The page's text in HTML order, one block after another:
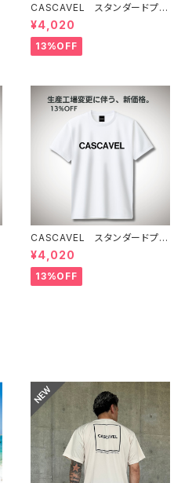
CASCAVEL スタンダードプラ
クティスシャツ シルバーグレー
¥4,020
13%OFF
CASCAVEL スタンダードプラ
クティスシャツ ホワイト
¥4,020
13%OFF